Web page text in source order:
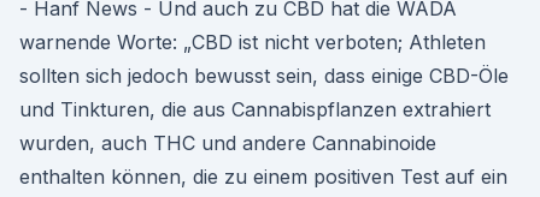
- Hanf News - Und auch zu CBD hat die WADA
warnende Worte: „CBD ist nicht verboten; Athleten
sollten sich jedoch bewusst sein, dass einige CBD-Öle
und Tinkturen, die aus Cannabispflanzen extrahiert
wurden, auch THC und andere Cannabinoide
enthalten können, die zu einem positiven Test auf ein